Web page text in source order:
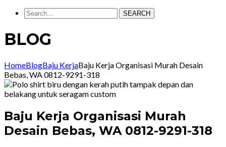
SEARCH
BLOG
HomeBlogBaju KerjaBaju Kerja Organisasi Murah Desain
Bebas, WA 0812-9291-318
Baju Kerja Organisasi Murah
Desain Bebas, WA 0812-9291-318